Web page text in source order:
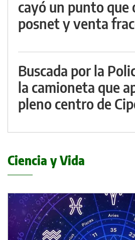
cayó un punto que
posnet y venta
Buscada por la
la camioneta que
pleno centro de
Ciencia y Vida